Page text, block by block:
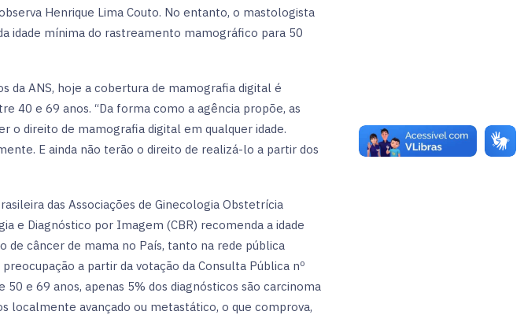
Henrique Lima Couto. No entanto, o mastologista
idade mínima do rastreamento mamográfico para 50
da ANS, hoje a cobertura de mamografia digital é
40 e 69 anos. “Da forma como a agência propõe, as
o direito de mamografia digital em qualquer idade.
E ainda não terão o direito de realizá-lo a partir dos
das Associações de Ginecologia Obstetrícia
e Diagnóstico por Imagem (CBR) recomenda a idade
de câncer de mama no País, tanto na rede pública
a partir da votação da Consulta Pública nº
e 69 anos, apenas 5% dos diagnósticos são carcinoma
localmente avançado ou metastático, o que comprova,